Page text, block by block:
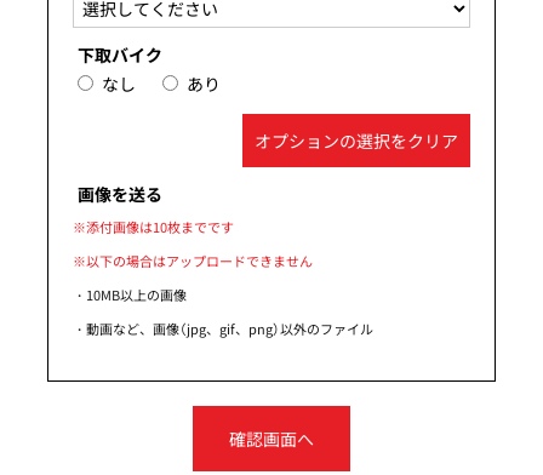
下取バイク
なし
あり
オプションの選択をクリア
画像を送る
※添付画像は10枚までです
※以下の場合はアップロードできません
・10MB以上の画像
・動画など、画像（jpg、gif、png）以外のファイル
確認画面へ